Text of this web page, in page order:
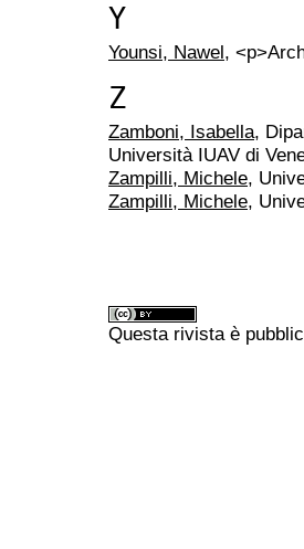
Y
Younsi, Nawel,
Z
Zamboni, Isabella,
Università IUAV di
Zampilli, Michele,
Zampilli, Michele,
Questa rivista è